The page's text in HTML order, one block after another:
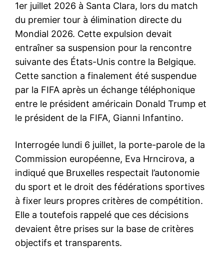
1er juillet 2026 à Santa Clara, lors du match
du premier tour à élimination directe du
Mondial 2026. Cette expulsion devait
entraîner sa suspension pour la rencontre
suivante des États-Unis contre la Belgique.
Cette sanction a finalement été suspendue
par la FIFA après un échange téléphonique
entre le président américain Donald Trump et
le président de la FIFA, Gianni Infantino.
Interrogée lundi 6 juillet, la porte-parole de la
Commission européenne, Eva Hrncirova, a
indiqué que Bruxelles respectait l’autonomie
du sport et le droit des fédérations sportives
à fixer leurs propres critères de compétition.
Elle a toutefois rappelé que ces décisions
devaient être prises sur la base de critères
objectifs et transparents.